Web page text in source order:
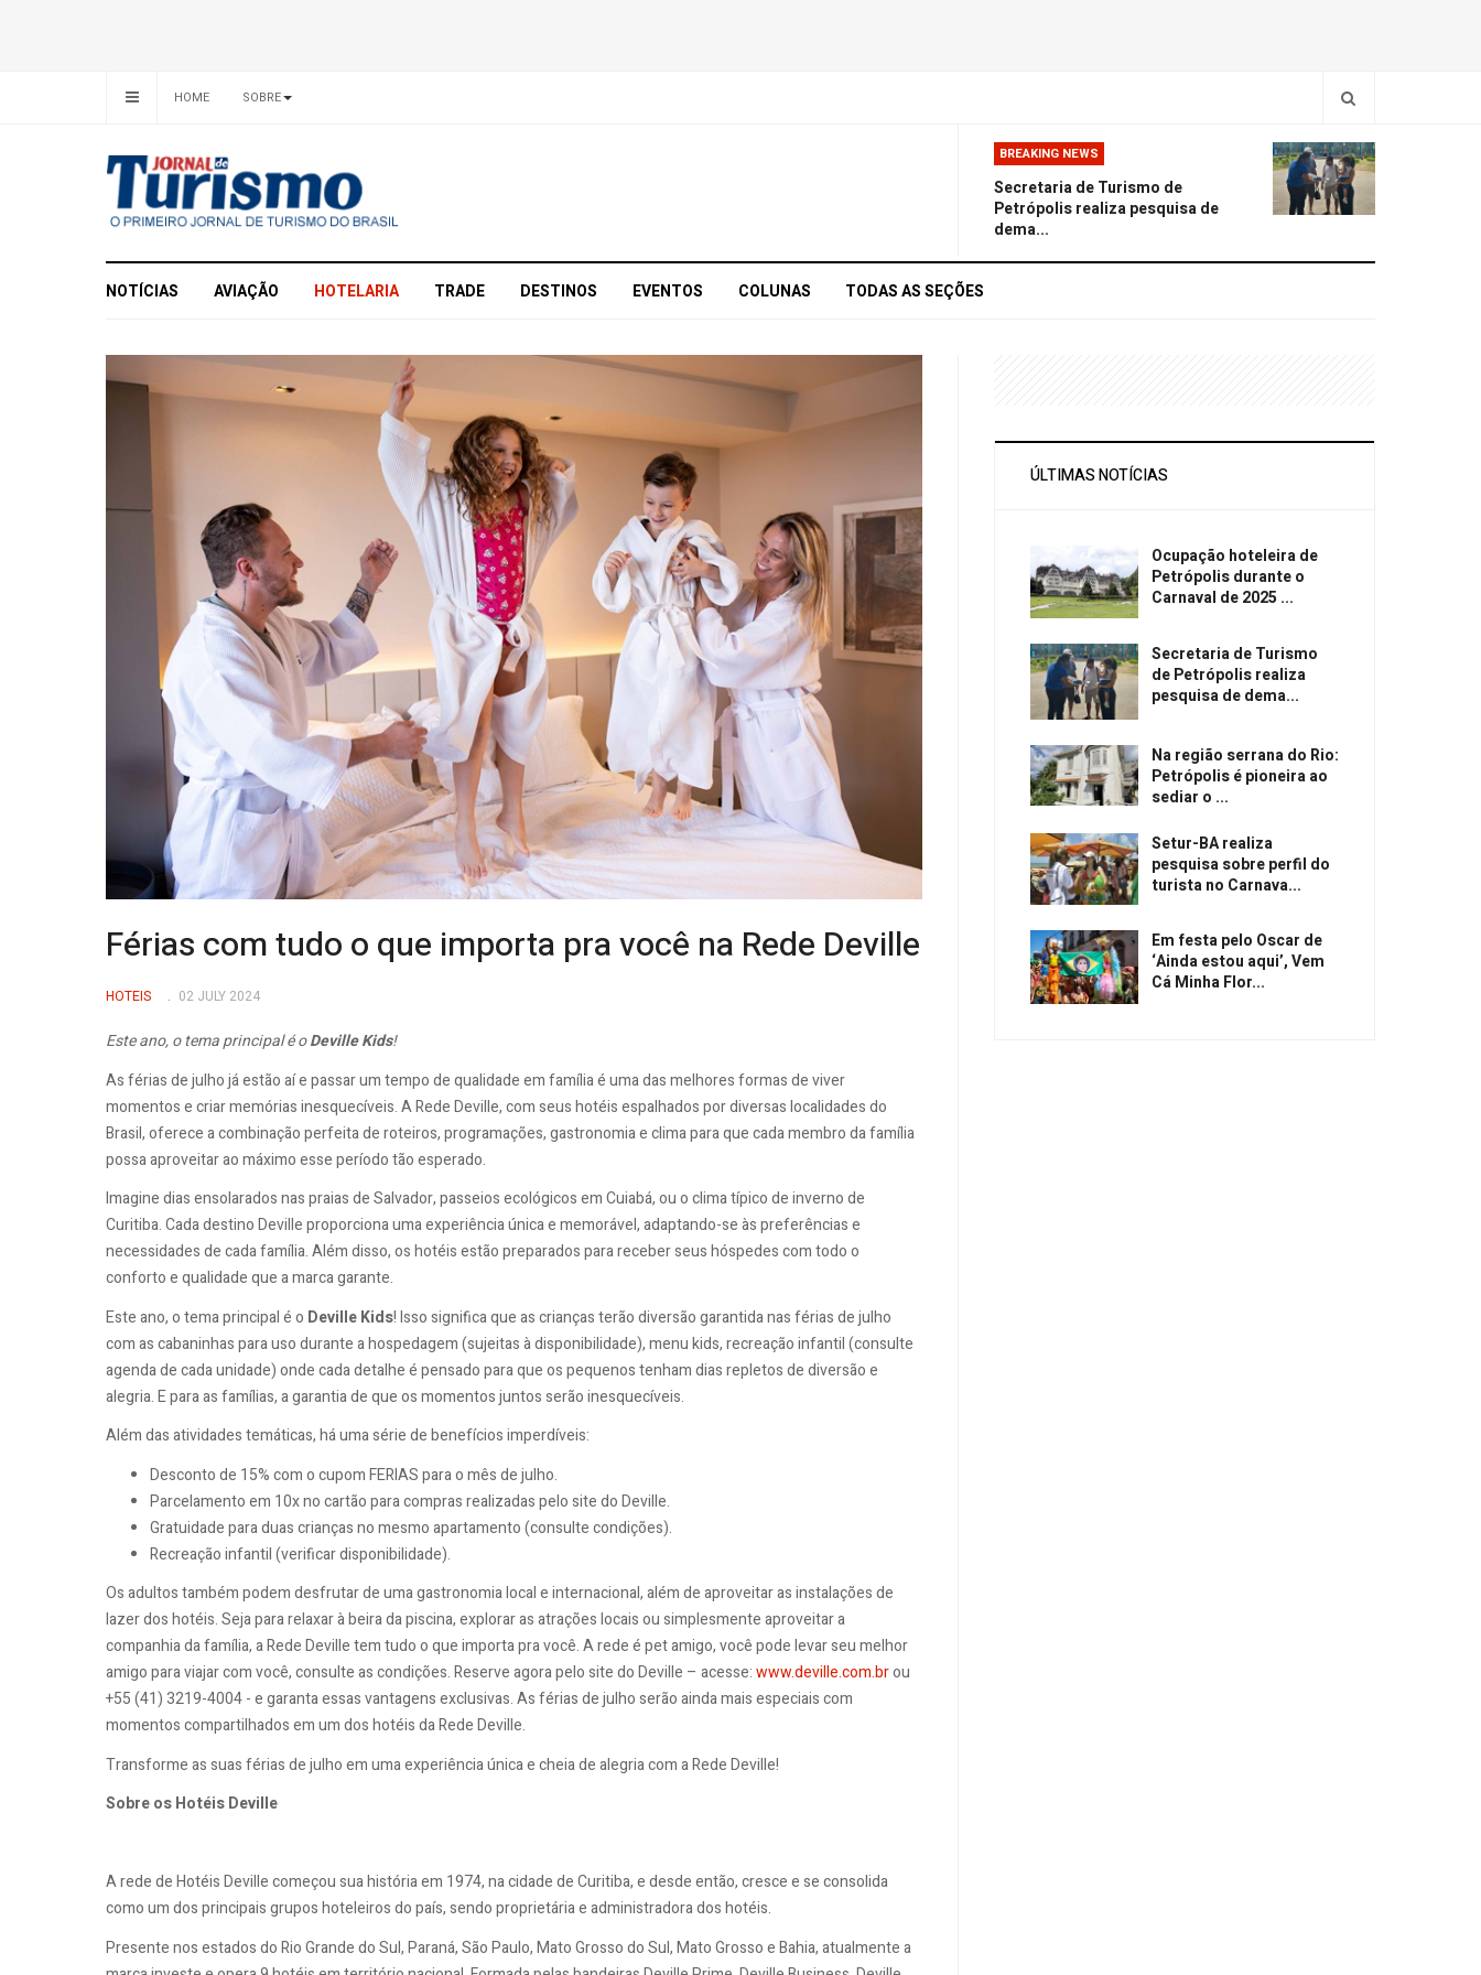
HOME SOBRE
BREAKING NEWS
Secretaria de Turismo de
Petrópolis realiza pesquisa de
dema...
NOTÍCIAS AVIAÇÃO HOTELARIA TRADE DESTINOS EVENTOS COLUNAS TODAS AS SEÇÕES
Férias com tudo o que importa pra você na Rede Deville
HOTEIS 02 JULY 2024
Este ano, o tema principal é oDeville Kids!
As férias de julho já estão aí e passar um tempo de qualidade em família é uma das melhores formas de viver
momentos e criar memórias inesquecíveis. A Rede Deville, com seus hotéis espalhados por diversas localidades do
Brasil, oferece a combinação perfeita de roteiros, programações, gastronomia e clima para que cada membro da família
possa aproveitar ao máximo esse período tão esperado.
Imagine dias ensolarados nas praias de Salvador, passeios ecológicos em Cuiabá, ou o clima típico de inverno de
Curitiba. Cada destino Deville proporciona uma experiência única e memorável, adaptando-se às preferências e
necessidades de cada família. Além disso, os hotéis estão preparados para receber seus hóspedes com todo o
conforto e qualidade que a marca garante.
Este ano, o tema principal é o Deville Kids! Isso significa que as crianças terão diversão garantida nas férias de julho
com as cabaninhas para uso durante a hospedagem (sujeitas à disponibilidade), menu kids, recreação infantil (consulte
agenda de cada unidade) onde cada detalhe é pensado para que os pequenos tenham dias repletos de diversão e
alegria. E para as famílias, a garantia de que os momentos juntos serão inesquecíveis.
Além das atividades temáticas, há uma série de benefícios imperdíveis:
Desconto de 15% com o cupom FERIAS para o mês de julho.
Parcelamento em 10x no cartão para compras realizadas pelo site do Deville.
Gratuidade para duas crianças no mesmo apartamento (consulte condições).
Recreação infantil (verificar disponibilidade).
Os adultos também podem desfrutar de uma gastronomia local e internacional, além de aproveitar as instalações de
lazer dos hotéis. Seja para relaxar à beira da piscina, explorar as atrações locais ou simplesmente aproveitar a
companhia da família, a Rede Deville tem tudo o que importa pra você. A rede é pet amigo, você pode levar seu melhor
amigo para viajar com você, consulte as condições. Reserve agora pelo site do Deville – acesse:www.deville.com.brou
+55 (41) 3219-4004 - e garanta essas vantagens exclusivas. As férias de julho serão ainda mais especiais com
momentos compartilhados em um dos hotéis da Rede Deville.
Transforme as suas férias de julho em uma experiência única e cheia de alegria com a Rede Deville!
Sobre os Hotéis Deville
A rede de Hotéis Deville começou sua história em 1974, na cidade de Curitiba, e desde então, cresce e se consolida
como um dos principais grupos hoteleiros do país, sendo proprietária e administradora dos hotéis.
Presente nos estados do Rio Grande do Sul, Paraná, São Paulo, Mato Grosso do Sul, Mato Grosso e Bahia, atualmente a
ÚLTIMAS NOTÍCIAS
Ocupação hoteleira de
Petrópolis durante o
Carnaval de 2025 ...
Secretaria de Turismo
de Petrópolis realiza
pesquisa de dema...
Na região serrana do Rio:
Petrópolis é pioneira ao
sediar o ...
Setur-BA realiza
pesquisa sobre perfil do
turista no Carnava...
Em festa pelo Oscar de
‘Ainda estou aqui’, Vem
Cá Minha Flor...